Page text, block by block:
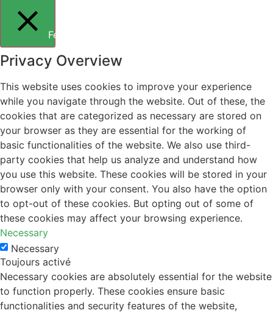
Fermer
Privacy Overview
This website uses cookies to improve your experience
while you navigate through the website. Out of these, the
cookies that are categorized as necessary are stored on
your browser as they are essential for the working of
basic functionalities of the website. We also use third-
party cookies that help us analyze and understand how
you use this website. These cookies will be stored in your
browser only with your consent. You also have the option
to opt-out of these cookies. But opting out of some of
these cookies may affect your browsing experience.
Necessary
Necessary
Toujours activé
Necessary cookies are absolutely essential for the website
to function properly. These cookies ensure basic
functionalities and security features of the website,